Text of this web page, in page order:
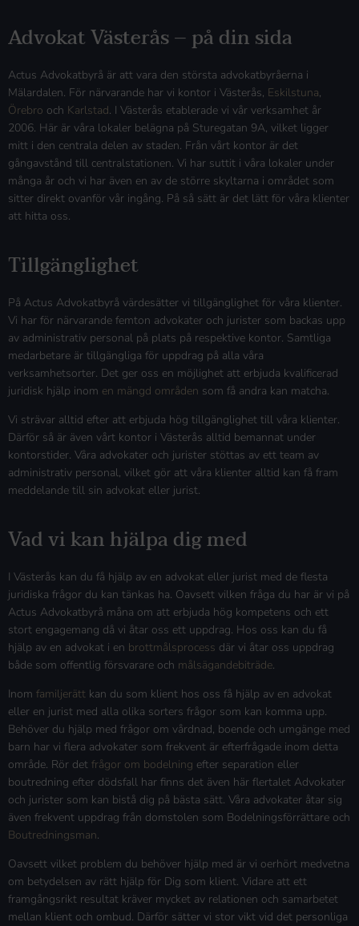
Advokat Västerås – på din sida
Actus Advokatbyrå är att vara den största advokatbyråerna i
Mälardalen. För närvarande har vi kontor i Västerås, Eskilstuna,
Örebro och Karlstad. I Västerås etablerade vi vår verksamhet år
2006. Här är våra lokaler belägna på Sturegatan 9A, vilket ligger
mitt i den centrala delen av staden. Från vårt kontor är det
gångavstånd till centralstationen. Vi har suttit i våra lokaler under
många år och vi har även en av de större skyltarna i området som
sitter direkt ovanför vår ingång. På så sätt är det lätt för våra klienter
att hitta oss.
Tillgänglighet
På Actus Advokatbyrå värdesätter vi tillgänglighet för våra klienter.
Vi har för närvarande femton advokater och jurister som backas upp
av administrativ personal på plats på respektive kontor. Samtliga
medarbetare är tillgängliga för uppdrag på alla våra
verksamhetsorter. Det ger oss en möjlighet att erbjuda kvalificerad
juridisk hjälp inom en mängd områden som få andra kan matcha.
Vi strävar alltid efter att erbjuda hög tillgänglighet till våra klienter.
Därför så är även vårt kontor i Västerås alltid bemannat under
kontorstider. Våra advokater och jurister stöttas av ett team av
administrativ personal, vilket gör att våra klienter alltid kan få fram
meddelande till sin advokat eller jurist.
Vad vi kan hjälpa dig med
I Västerås kan du få hjälp av en advokat eller jurist med de flesta
juridiska frågor du kan tänkas ha. Oavsett vilken fråga du har är vi på
Actus Advokatbyrå måna om att erbjuda hög kompetens och ett
stort engagemang då vi åtar oss ett uppdrag. Hos oss kan du få
hjälp av en advokat i en brottmålsprocess där vi åtar oss uppdrag
både som offentlig försvarare och målsägandebiträde.
Inom familjerätt kan du som klient hos oss få hjälp av en advokat
eller en jurist med alla olika sorters frågor som kan komma upp.
Behöver du hjälp med frågor om vårdnad, boende och umgänge med
barn har vi flera advokater som frekvent är efterfrågade inom detta
område. Rör det frågor om bodelning efter separation eller
boutredning efter dödsfall har finns det även här flertalet Advokater
och jurister som kan bistå dig på bästa sätt. Våra advokater åtar sig
även frekvent uppdrag från domstolen som Bodelningsförrättare och
Boutredningsman.
Oavsett vilket problem du behöver hjälp med är vi oerhört medvetna
om betydelsen av rätt hjälp för Dig som klient. Vidare att ett
framgångsrikt resultat kräver mycket av relationen och samarbetet
mellan klient och ombud. Därför sätter vi stor vikt vid det personliga